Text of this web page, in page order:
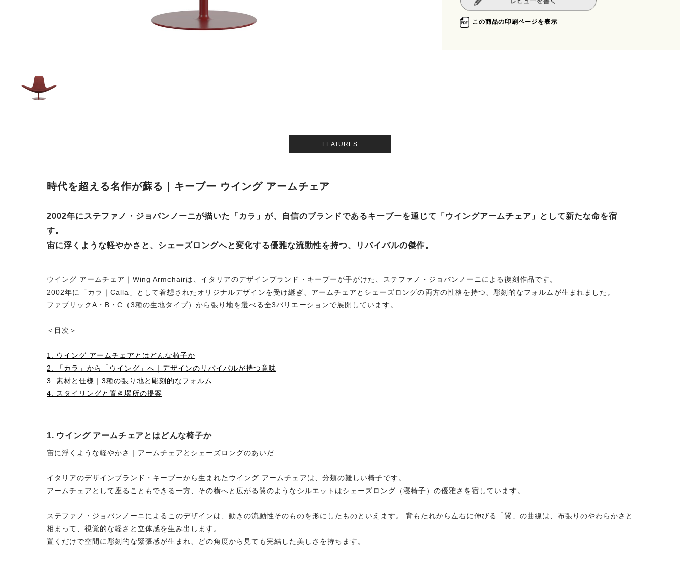
この商品の印刷ページを表示
FEATURES
時代を超える名作が蘇る｜キーブー ウイング アームチェア
2002年にステファノ・ジョバンノーニが描いた「カラ」が、自信のブランドであるキーブーを通じて「ウイングアームチェア」として新たな命を宿
す。
宙に浮くような軽やかさと、シェーズロングへと変化する優雅な流動性を持つ、リバイバルの傑作。
ウイング アームチェア｜Wing Armchairは、イタリアのデザインブランド・キーブーが手がけた、ステファノ・ジョバンノーニによる復刻作品です。
2002年に「カラ｜Calla」として着想されたオリジナルデザインを受け継ぎ、アームチェアとシェーズロングの両方の性格を持つ、彫刻的なフォルムが生まれました。
ファブリックA・B・C（3種の生地タイプ）から張り地を選べる全3バリエーションで展開しています。
＜目次＞
1. ウイング アームチェアとはどんな椅子か
2. 「カラ」から「ウイング」へ｜デザインのリバイバルが持つ意味
3. 素材と仕様｜3種の張り地と彫刻的なフォルム
4. スタイリングと置き場所の提案
1. ウイング アームチェアとはどんな椅子か
宙に浮くような軽やかさ｜アームチェアとシェーズロングのあいだ
イタリアのデザインブランド・キーブーから生まれたウイング アームチェアは、分類の難しい椅子です。
アームチェアとして座ることもできる一方、その横へと広がる翼のようなシルエットはシェーズロング（寝椅子）の優雅さを宿しています。
ステファノ・ジョバンノーニによるこのデザインは、動きの流動性そのものを形にしたものといえます。 背もたれから左右に伸びる「翼」の曲線は、布張りのやわらかさと
相まって、視覚的な軽さと立体感を生み出します。
置くだけで空間に彫刻的な緊張感が生まれ、どの角度から見ても完結した美しさを持ちます。